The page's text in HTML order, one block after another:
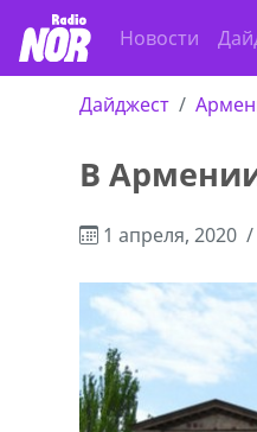
Новости
Дайджест
В
1 апреля, 2020